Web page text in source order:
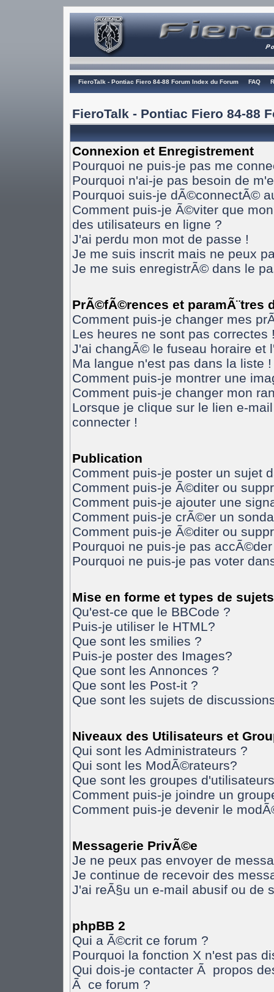
FieroTalk - Pontiac Fiero 84-88 Forum Index du Forum FAQ
FieroTalk - Pontiac Fiero 84-88
Connexion et Enregistrement
Pourquoi ne puis-je pas me
Pourquoi n'ai-je pas besoin de
Pourquoi suis-je dÃ©connectÃ©
Comment puis-je Ã©viter que
des utilisateurs en ligne ?
J'ai perdu mon mot de passe !
Je me suis inscrit mais ne peux
Je me suis enregistrÃ© dans le
PrÃ©fÃ©rences et paramÃ¨tres
Comment puis-je changer mes
Les heures ne sont pas correctes
J'ai changÃ© le fuseau horaire et
Ma langue n'est pas dans la liste !
Comment puis-je montrer une
Comment puis-je changer mon
Lorsque je clique sur le lien e-
connecter !
Publication
Comment puis-je poster un sujet
Comment puis-je Ã©diter ou
Comment puis-je ajouter une
Comment puis-je crÃ©er un
Comment puis-je Ã©diter ou
Pourquoi ne puis-je pas
Pourquoi ne puis-je pas voter
Mise en forme et types de sujets
Qu'est-ce que le BBCode ?
Puis-je utiliser le HTML?
Que sont les smilies ?
Puis-je poster des Images?
Que sont les Annonces ?
Que sont les Post-it ?
Que sont les sujets de
Niveaux des Utilisateurs et
Qui sont les Administrateurs ?
Qui sont les ModÃ©rateurs?
Que sont les groupes
Comment puis-je joindre un
Comment puis-je devenir le
Messagerie PrivÃ©e
Je ne peux pas envoyer de
Je continue de recevoir des
J'ai reÃ§u un e-mail abusif ou de
phpBB 2
Qui a Ã©crit ce forum ?
Pourquoi la fonction X n'est pas
Qui dois-je contacter Ã propos
Ã ce forum ?